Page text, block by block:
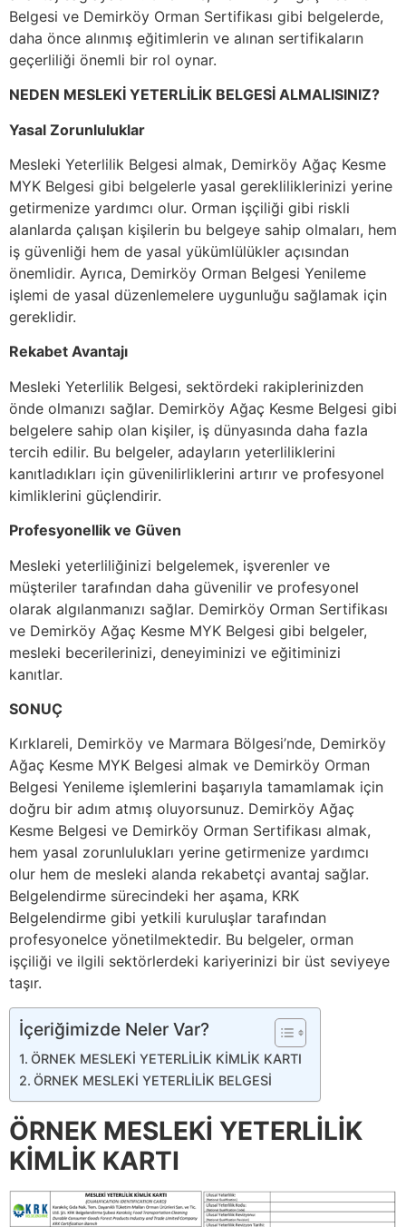
Belgesi ve Demirköy Orman Sertifikası gibi belgelerde,
daha önce alınmış eğitimlerin ve alınan sertifikaların
geçerliliği önemli bir rol oynar.
NEDEN MESLEKİ YETERLİLİK BELGESİ ALMALISINIZ?
Yasal Zorunluluklar
Mesleki Yeterlilik Belgesi almak, Demirköy Ağaç Kesme
MYK Belgesi gibi belgelerle yasal gerekliliklerinizi yerine
getirmenize yardımcı olur. Orman işçiliği gibi riskli
alanlarda çalışan kişilerin bu belgeye sahip olmaları, hem
iş güvenliği hem de yasal yükümlülükler açısından
önemlidir. Ayrıca, Demirköy Orman Belgesi Yenileme
işlemi de yasal düzenlemelere uygunluğu sağlamak için
gereklidir.
Rekabet Avantajı
Mesleki Yeterlilik Belgesi, sektördeki rakiplerinizden
önde olmanızı sağlar. Demirköy Ağaç Kesme Belgesi gibi
belgelere sahip olan kişiler, iş dünyasında daha fazla
tercih edilir. Bu belgeler, adayların yeterliliklerini
kanıtladıkları için güvenilirliklerini artırır ve profesyonel
kimliklerini güçlendirir.
Profesyonellik ve Güven
Mesleki yeterliliğinizi belgelemek, işverenler ve
müşteriler tarafından daha güvenilir ve profesyonel
olarak algılanmanızı sağlar. Demirköy Orman Sertifikası
ve Demirköy Ağaç Kesme MYK Belgesi gibi belgeler,
mesleki becerilerinizi, deneyiminizi ve eğitiminizi
kanıtlar.
SONUÇ
Kırklareli, Demirköy ve Marmara Bölgesi’nde, Demirköy
Ağaç Kesme MYK Belgesi almak ve Demirköy Orman
Belgesi Yenileme işlemlerini başarıyla tamamlamak için
doğru bir adım atmış oluyorsunuz. Demirköy Ağaç
Kesme Belgesi ve Demirköy Orman Sertifikası almak,
hem yasal zorunlulukları yerine getirmenize yardımcı
olur hem de mesleki alanda rekabetçi avantaj sağlar.
Belgelendirme sürecindeki her aşama, KRK
Belgelendirme gibi yetkili kuruluşlar tarafından
profesyonelce yönetilmektedir. Bu belgeler, orman
işçiliği ve ilgili sektörlerdeki kariyerinizi bir üst seviyeye
taşır.
İçeriğimizde Neler Var?
ÖRNEK MESLEKİ YETERLİLİK KİMLİK KARTI
ÖRNEK MESLEKİ YETERLİLİK BELGESİ
ÖRNEK MESLEKİ YETERLİLİK
KİMLİK KARTI